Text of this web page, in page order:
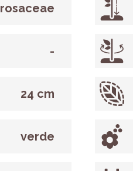
rosaceae
-
24 cm
verde